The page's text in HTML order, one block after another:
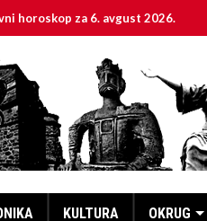
za 6. avgust 2026.
KULTURA OKRUG